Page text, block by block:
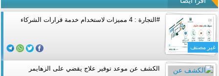
غير مصنف
#التجارة : 4 مميزات لاستخدام خدمة قرارات الشركاء
الكشف عن موعد توفير علاج يقضي على الزهايمر